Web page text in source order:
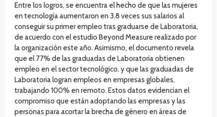
Entre los logros, se encuentra el hecho de que las mujeres
en tecnología aumentaron en 3,8 veces sus salarios al
conseguir su primer empleo tras graduarse de Laboratoria,
de acuerdo con el estudio Beyond Measure realizado por
la organización este año. Asimismo, el documento revela
que el 77% de las graduadas de Laboratoria obtienen
empleo en el sector tecnológico, y que las graduadas de
Laboratoria logran empleos en empresas globales,
trabajando 100% en remoto. Estos datos evidencian el
compromiso que están adoptando las empresas y las
personas para acortar la brecha de género en áreas de